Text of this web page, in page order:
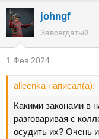
johngf
Завсегдатый
1 Фев 2024
alleenka написал(а):
Какими законами в
разговаривая с
осудить их? Очень